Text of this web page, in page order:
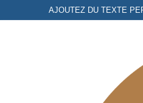
au
AJOUTEZ DU TEXTE